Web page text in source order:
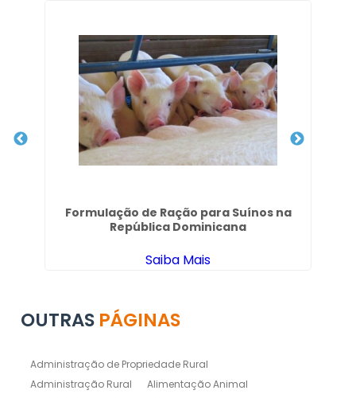
Formulação de Ração para Suínos na
República Dominicana
Saiba Mais
OUTRAS PÁGINAS
Administração de Propriedade Rural
Administração Rural
Alimentação Animal